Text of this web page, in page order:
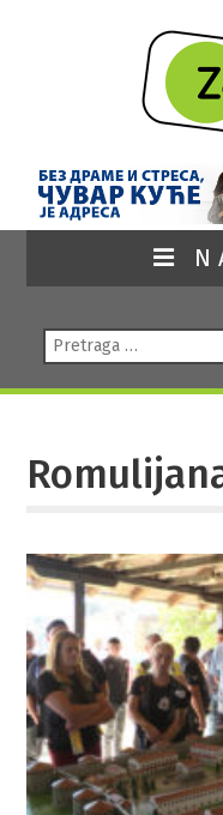
Pretraga: